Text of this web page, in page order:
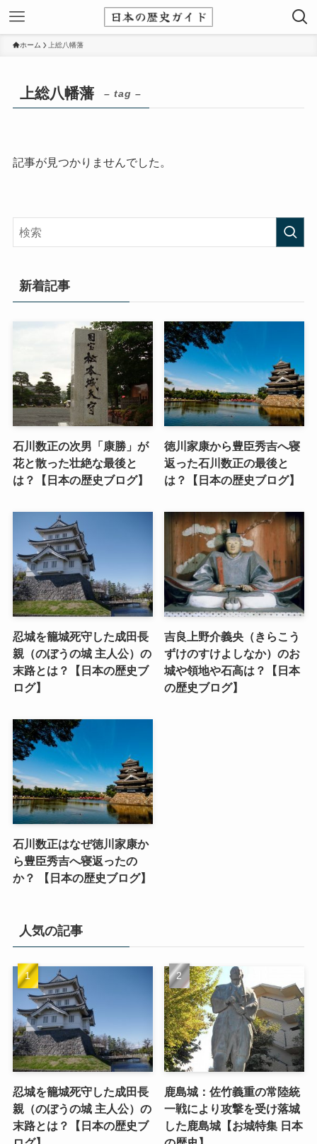
ホーム 上総八幡藩
上総八幡藩 – tag –
記事が見つかりませんでした。
新着記事
石川数正の次男「康勝」が
花と散った壮絶な最後と
は？【日本の歴史ブログ】
徳川家康から豊臣秀吉へ寝
返った石川数正の最後と
は？【日本の歴史ブログ】
忍城を籠城死守した成田長
親（のぼうの城 主人公）の
末路とは？【日本の歴史ブ
ログ】
吉良上野介義央（きらこう
ずけのすけよしなか）のお
城や領地や石高は？【日本
の歴史ブログ】
石川数正はなぜ徳川家康か
ら豊臣秀吉へ寝返ったの
か？ 【日本の歴史ブログ】
人気の記事
忍城を籠城死守した成田長
親（のぼうの城 主人公）の
末路とは？【日本の歴史ブ
鹿島城：佐竹義重の常陸統
一戦により攻撃を受け落城
した鹿島城【お城特集 日本